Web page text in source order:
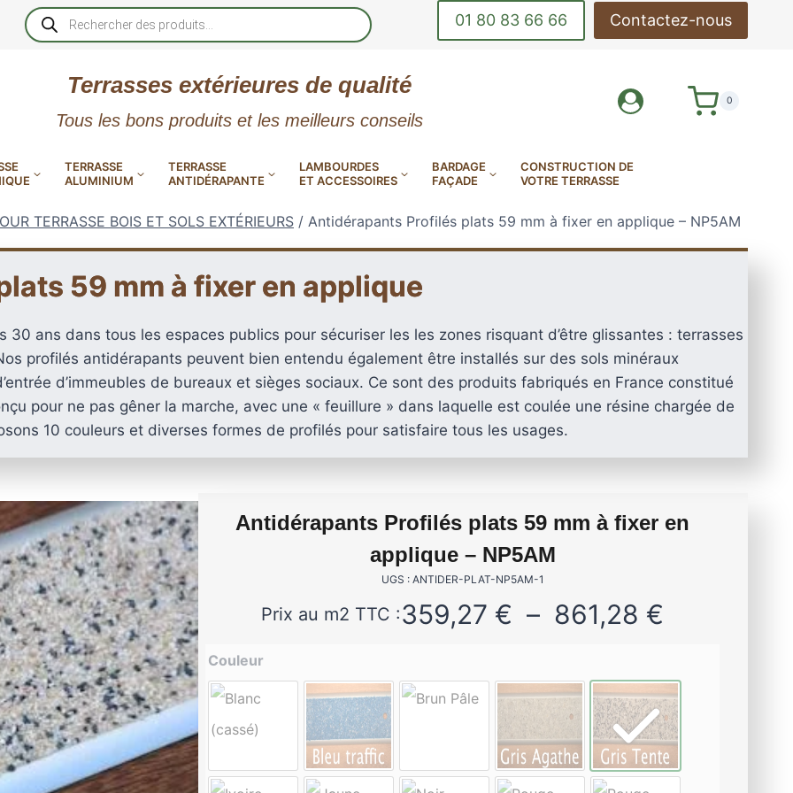
Recherche
de
produits
01 80 83 66 66 Contactez-nous
Terrasses extérieures de qualité
Tous les bons produits et les meilleurs conseils
0
LAMES DE TERRASSE
EN KEBONY
LAMES DE TERRASSE
ASPECT BAMBOU
EN
LAMES DE TERRASSE EN
RÉSINE MINÉRALE MILLBOARD
EN
LAMES DE TERRASSE EN BOIS
COMPOSITE XTRAWOOD « TRÈS LARGE »
TERRASSE
ALUMINIUM
XtremDeck :Lames de terrasse en aluminium
incombustibles et antidérapantes
Lambourdes
en aluminium
TERRASSE
ANTIDÉRAPANTE
LAMES DE TERRASSE
ANTIDÉRAPANTES
LAMES EN ALUMINIUM
ANTIDÉRAPANTES
LAMBOURDES
ET ACCESSOIRES
POUR TERRASSE
INOX
DE TERRASSE
TERRASSE
BARDAGE
FAÇADE
LAMES DE BARDAGE
XTRACLAD « CLIN »
LAMES DE BARDAGE
EN ALUMINIUM
LAMES DE BARDAGE
EN KEBONY
CONSTRUCTION DE
VOTRE TERRASSE
TERRASSE BOIS ET SOLS EXTÉRIEURS / Antidérapants Profilés plats 59 mm à fixer en applique – NP5AM
59 mm à fixer en applique
ans dans tous les espaces publics pour sécuriser les les zones risquant d’être glissantes : terrasses
profilés antidérapants peuvent bien entendu également être installés sur des sols minéraux
d’immeubles de bureaux et sièges sociaux. Ce sont des produits fabriqués en France constitué
pour ne pas gêner la marche, avec une « feuillure » dans laquelle est coulée une résine chargée de
10 couleurs et diverses formes de profilés pour satisfaire tous les usages.
Antidérapants Profilés plats 59 mm à fixer en
applique – NP5AM
UGS : ANTIDER-PLAT-NP5AM-1
Prix au m2 TTC :359,27 € – 861,28 €
a
g
e
Couleur